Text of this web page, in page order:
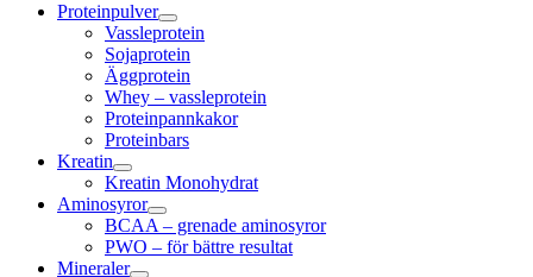
Proteinpulver
Vassleprotein
Sojaprotein
Äggprotein
Whey – vassleprotein
Proteinpannkakor
Proteinbars
Kreatin
Kreatin Monohydrat
Aminosyror
BCAA – grenade aminosyror
PWO – för bättre resultat
Mineraler